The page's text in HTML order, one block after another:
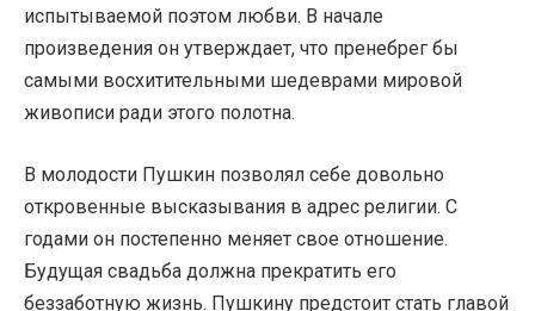
испытываемой поэтом любви. В начале
произведения он утверждает, что пренебрег бы
самыми восхитительными шедеврами мировой
живописи ради этого полотна.
В молодости Пушкин позволял себе довольно
откровенные высказывания в адрес религии. С
годами он постепенно меняет свое отношение.
Будущая свадьба должна прекратить его
беззаботную жизнь. Пушкину предстоит стать главой